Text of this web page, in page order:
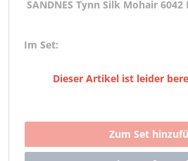
SANDNES Tynn Silk Mohair
Im Set:
Dieser Artikel ist leider